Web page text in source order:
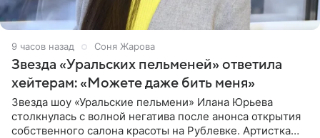
9 часов назад Соня Жарова
Звезда «Уральских пельменей» ответила
хейтерам: «Можете даже бить меня»
Звезда шоу «Уральские пельмени» Илана Юрьева
столкнулась с волной негатива после анонса открытия
собственного салона красоты на Рублевке. Артистка